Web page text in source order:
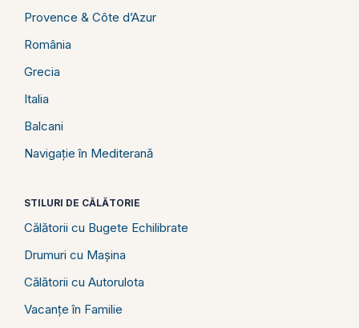
Provence & Côte d’Azur
România
Grecia
Italia
Balcani
Navigație în Mediterană
STILURI DE CĂLĂTORIE
Călătorii cu Bugete Echilibrate
Drumuri cu Mașina
Călătorii cu Autorulota
Vacanțe în Familie